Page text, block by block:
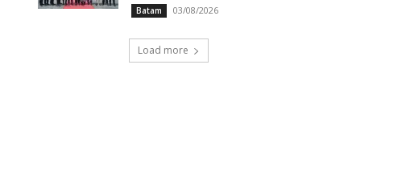
Batam 03/08/2026
Load more